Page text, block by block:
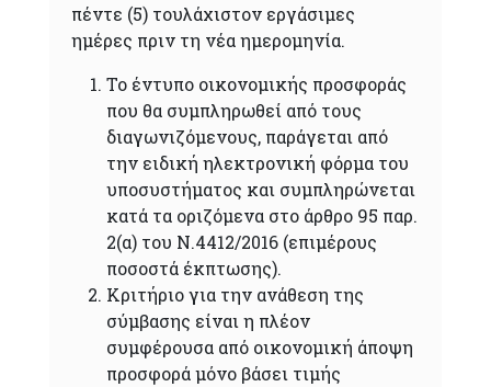
πέντε (5) τουλάχιστον εργάσιμες
ημέρες πριν τη νέα ημερομηνία.
Το έντυπο οικονομικής προσφοράς
που θα συμπληρωθεί από τους
διαγωνιζόμενους, παράγεται από
την ειδική ηλεκτρονική φόρμα του
υποσυστήματος και συμπληρώνεται
κατά τα οριζόμενα στο άρθρο 95 παρ.
2(α) του Ν.4412/2016 (επιμέρους
ποσοστά έκπτωσης).
Κριτήριο για την ανάθεση της
σύμβασης είναι η πλέον
συμφέρουσα από οικονομική άποψη
προσφορά μόνο βάσει τιμής